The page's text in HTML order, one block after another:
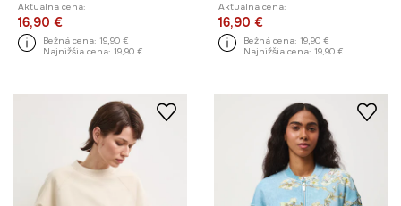
Aktuálna cena:
16,90 €
Bežná cena: 19,90 €
Najnižšia cena: 19,90 €
Aktuálna cena:
16,90 €
Bežná cena: 19,90 €
Najnižšia cena: 19,90 €